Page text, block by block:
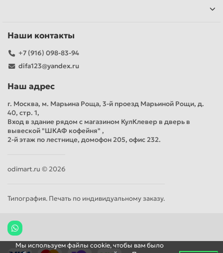
Наши контакты
+7 (916) 098-83-94
difa123@yandex.ru
Наш адрес
г. Москва, м. Марьина Роща, 3-й проезд Марьиной Рощи, д.
40, стр. 1,
Вход в здание рядом с магазином КулКлевер в дверь в
вывеской "ШКАФ кофейня" ,
2-й этаж по лестнице, домофон 205, офис 232.
odimart.ru © 2026
Типография. Печать по индивидуальному заказу.
Мы используем файлы cookie, чтобы вам было